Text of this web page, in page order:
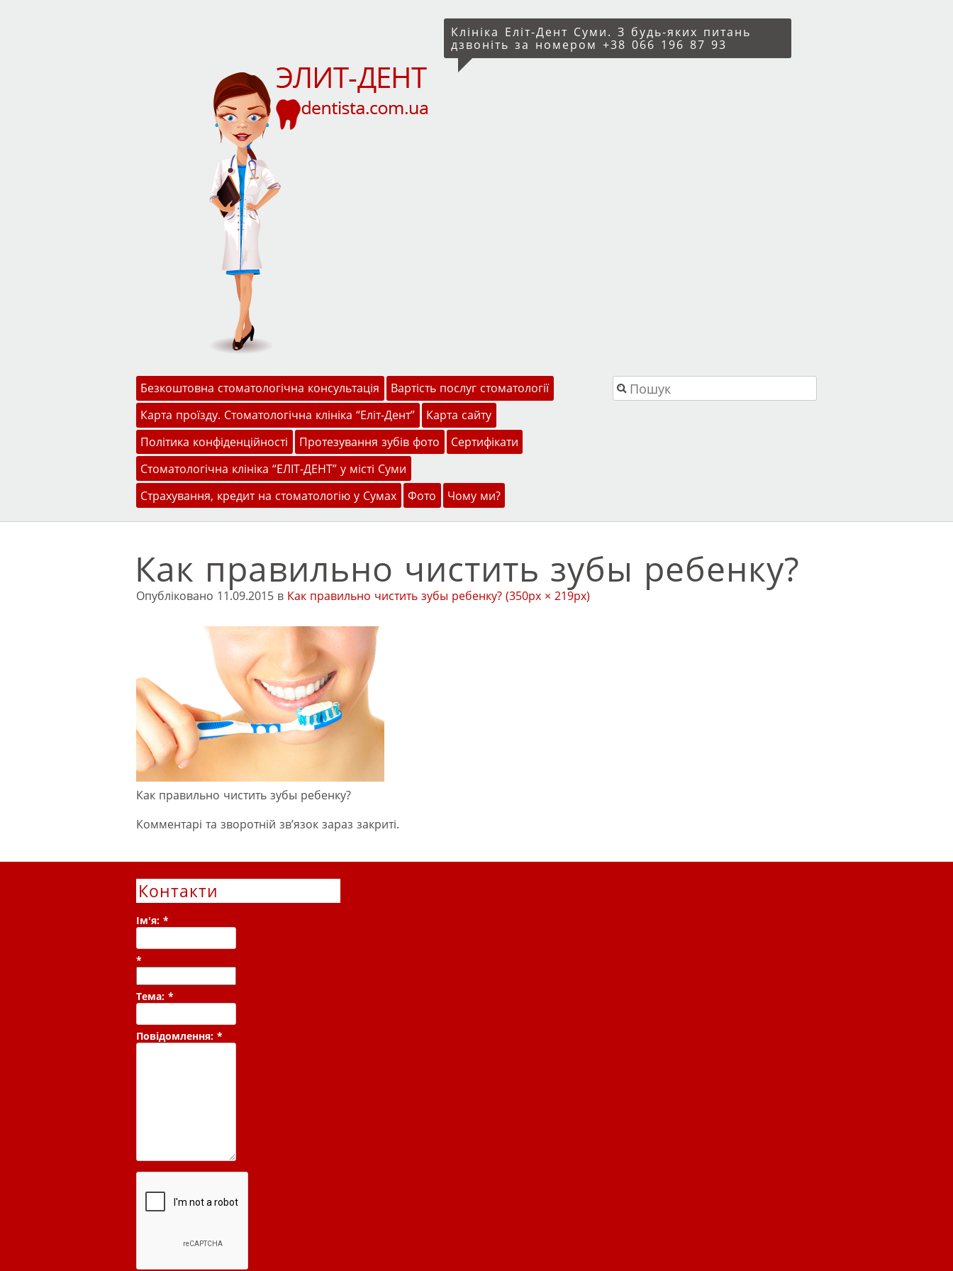
Клініка Еліт-Дент Суми. З будь-яких питань
дзвоніть за номером +38 066 196 87 93
Меню
Перейти до змісту
Безкоштовна стоматологічна консультація
Вартість послуг стоматології
Карта проїзду. Стоматологічна клініка “Еліт-Дент”
Карта сайту
Політика конфіденційності
Протезування зубів фото
Сертифікати
Стоматологічна клініка “ЕЛІТ-ДЕНТ” у місті Суми
Страхування, кредит на стоматологію у Сумах
Фото Чому ми?
Пошук
Как правильно чистить зубы ребенку?
Опубліковано 11.09.2015 в Как правильно чистить зубы ребенку? (350px × 219px)
Как правильно чистить зубы ребенку?
Комментарі та зворотній зв’язок зараз закриті.
Контакти
Ім'я: *
*
Тема: *
Повідомлення: *